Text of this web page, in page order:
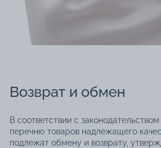
Возврат и обмен
В соответствии с
перечню товаров надлежащего
подлежат обмену и возврату,